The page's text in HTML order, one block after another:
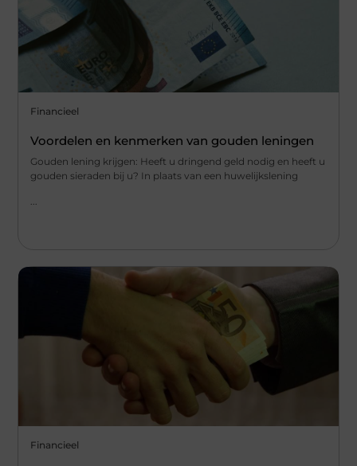
Financieel
Voordelen en kenmerken van gouden leningen
Gouden lening krijgen: Heeft u dringend geld nodig en heeft u
gouden sieraden bij u? In plaats van een huwelijkslening
...
Financieel